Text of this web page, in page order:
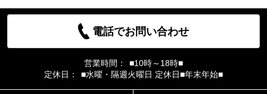
電話でお問い合わせ
営業時間：
■10時～18時■
定休日：
■水曜・隔週火曜日 定休日■年末年始■